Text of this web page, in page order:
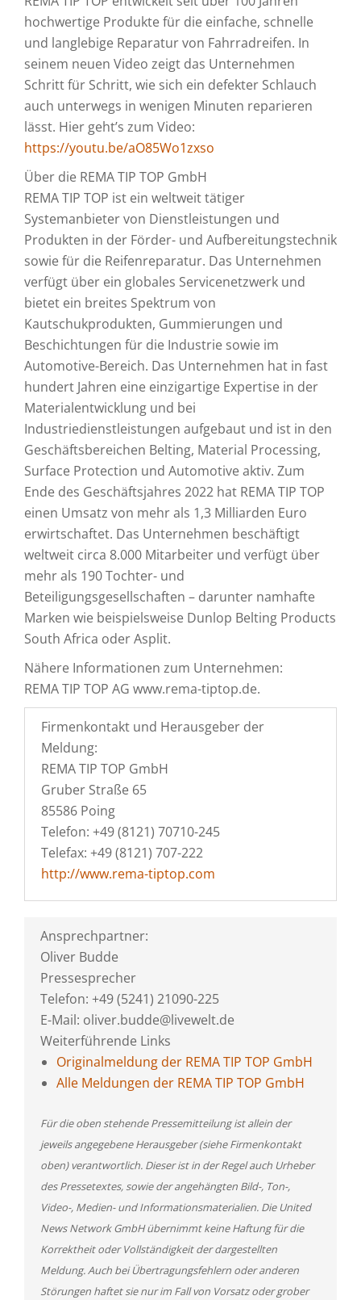
hochwertige Produkte für die einfache, schnelle
und langlebige Reparatur von Fahrradreifen. In
seinem neuen Video zeigt das Unternehmen
Schritt für Schritt, wie sich ein defekter Schlauch
auch unterwegs in wenigen Minuten reparieren
lässt. Hier geht’s zum Video:
https://youtu.be/aO85Wo1zxso
Über die REMA TIP TOP GmbH
REMA TIP TOP ist ein weltweit tätiger
Systemanbieter von Dienstleistungen und
Produkten in der Förder- und Aufbereitungstechnik
sowie für die Reifenreparatur. Das Unternehmen
verfügt über ein globales Servicenetzwerk und
bietet ein breites Spektrum von
Kautschukprodukten, Gummierungen und
Beschichtungen für die Industrie sowie im
Automotive-Bereich. Das Unternehmen hat in fast
hundert Jahren eine einzigartige Expertise in der
Materialentwicklung und bei
Industriedienstleistungen aufgebaut und ist in den
Geschäftsbereichen Belting, Material Processing,
Surface Protection und Automotive aktiv. Zum
Ende des Geschäftsjahres 2022 hat REMA TIP TOP
einen Umsatz von mehr als 1,3 Milliarden Euro
erwirtschaftet. Das Unternehmen beschäftigt
weltweit circa 8.000 Mitarbeiter und verfügt über
mehr als 190 Tochter- und
Beteiligungsgesellschaften – darunter namhafte
Marken wie beispielsweise Dunlop Belting Products
South Africa oder Asplit.
Nähere Informationen zum Unternehmen:
REMA TIP TOP AG www.rema-tiptop.de.
Firmenkontakt und Herausgeber der
Meldung:
REMA TIP TOP GmbH
Gruber Straße 65
85586 Poing
Telefon: +49 (8121) 70710-245
Telefax: +49 (8121) 707-222
http://www.rema-tiptop.com
Ansprechpartner:
Oliver Budde
Pressesprecher
Telefon: +49 (5241) 21090-225
E-Mail: oliver.budde@livewelt.de
Weiterführende Links
Originalmeldung der REMA TIP TOP GmbH
Alle Meldungen der REMA TIP TOP GmbH
Für die oben stehende Pressemitteilung ist allein der
jeweils angegebene Herausgeber (siehe Firmenkontakt
oben) verantwortlich. Dieser ist in der Regel auch Urheber
des Pressetextes, sowie der angehängten Bild-, Ton-,
Video-, Medien- und Informationsmaterialien. Die United
News Network GmbH übernimmt keine Haftung für die
Korrektheit oder Vollständigkeit der dargestellten
Meldung. Auch bei Übertragungsfehlern oder anderen
Störungen haftet sie nur im Fall von Vorsatz oder grober